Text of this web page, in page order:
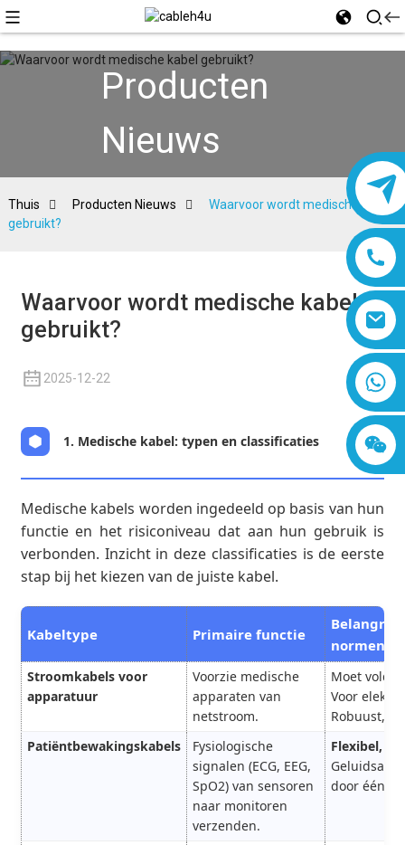
Producten
Nieuws
Thuis Producten Nieuws
Waarvoor wordt medische kabel
gebruikt?
Waarvoor wordt medische kabel
gebruikt?
2025-12-22
1. Medische kabel: typen en classificaties
Medische kabels worden ingedeeld op basis van hun
functie en het risiconiveau dat aan hun gebruik is
verbonden. Inzicht in deze classificaties is de eerste
stap bij het kiezen van de juiste kabel.
Kabeltype Primaire functie
normen
Stroomkabels voor
apparatuur
Voorzie medische
apparaten van
netstroom.
Moet
Voor
Robuust,
Patiëntbewakingskabels
Fysiologische
signalen (ECG, EEG,
SpO2) van sensoren
naar monitoren
verzenden.
Flexibel,
door één